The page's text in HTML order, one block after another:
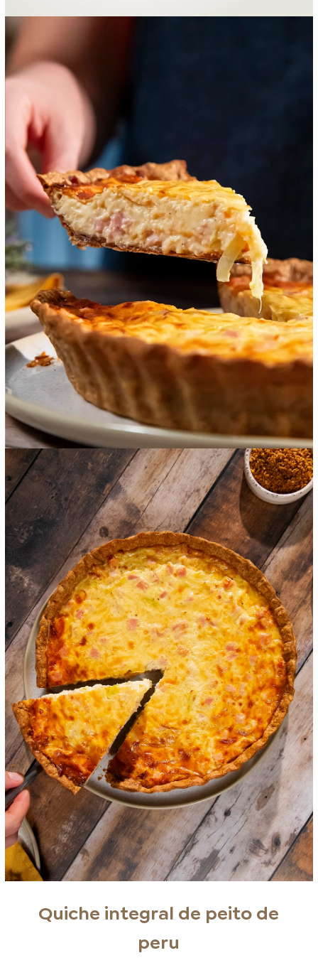
Quiche integral de peito de
peru